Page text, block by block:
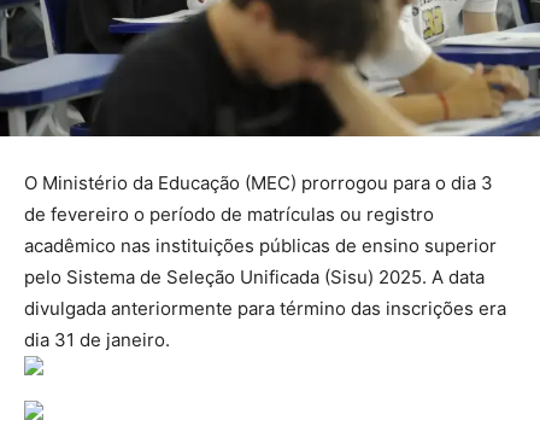
O Ministério da Educação (MEC) prorrogou para o dia 3
de fevereiro o período de matrículas ou registro
acadêmico nas instituições públicas de ensino superior
pelo Sistema de Seleção Unificada (Sisu) 2025. A data
divulgada anteriormente para término das inscrições era
dia 31 de janeiro.